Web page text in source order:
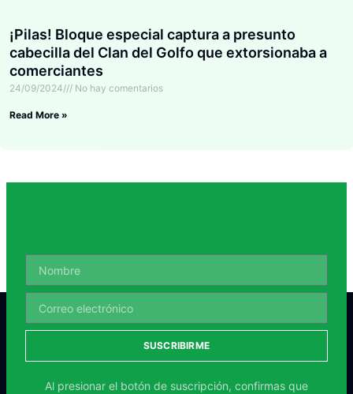
¡Pilas! Bloque especial captura a presunto
cabecilla del Clan del Golfo que extorsionaba a
comerciantes
24/09/2024 No hay comentarios
Read More »
SUSCRIBIRME
Al presionar el botón de suscripción, confirmas que